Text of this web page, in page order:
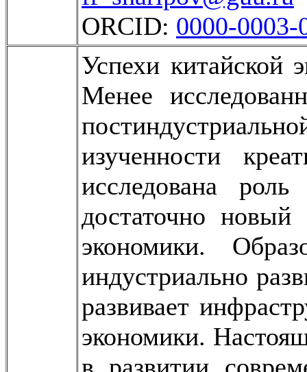
ORCID: 0000-
Успехи китайской
Менее
изученности
исследована
достаточно новый
экономики.
индустриально
развивает
экономики.